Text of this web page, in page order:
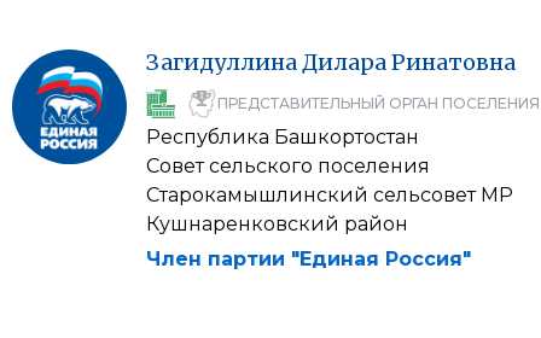
ЗагидуллинаДилараРинатовна
ПРЕДСТАВИТЕЛЬНЫЙ ОРГАН ПОСЕЛЕНИЯ
Республика Башкортостан
Совет сельского поселения
Старокамышлинский сельсовет МР
Кушнаренковский район
Член партии "Единая Россия"